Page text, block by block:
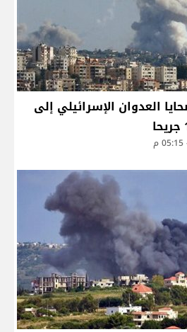
العدوان الإسرائيلي إلى